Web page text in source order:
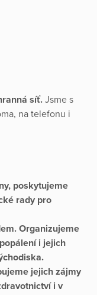
síť.Jsme s
na telefonu i
, poskytujeme
rady pro
Organizujeme
i jejich
jejich zájmy
i v